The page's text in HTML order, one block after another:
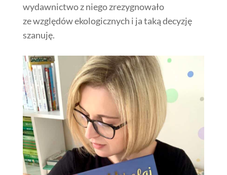
wydawnictwo z niego zrezygnowało
ze względów ekologicznych i ja taką decyzję
szanuję.